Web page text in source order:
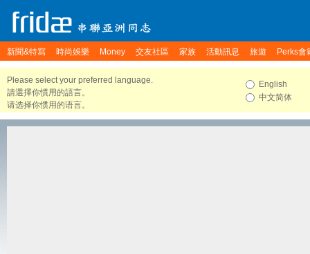
新聞&特寫 時尚娛樂 Money 交友社區 家族 活動訊息 旅遊 Perks會
Please select your preferred language.
請選擇你慣用的語言。
请选择你惯用的语言。
English
中文简体